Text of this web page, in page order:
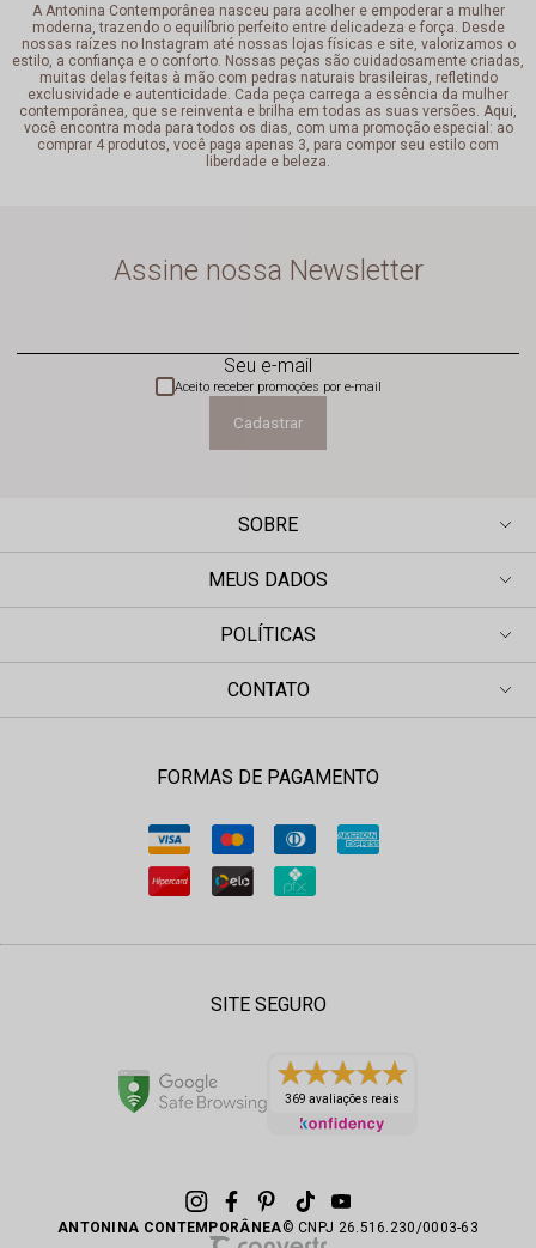
A Antonina Contemporânea nasceu para acolher e empoderar a mulher
moderna, trazendo o equilíbrio perfeito entre delicadeza e força. Desde
nossas raízes no Instagram até nossas lojas físicas e site, valorizamos o
estilo, a confiança e o conforto. Nossas peças são cuidadosamente criadas,
muitas delas feitas à mão com pedras naturais brasileiras, refletindo
exclusividade e autenticidade. Cada peça carrega a essência da mulher
contemporânea, que se reinventa e brilha em todas as suas versões. Aqui,
você encontra moda para todos os dias, com uma promoção especial: ao
comprar 4 produtos, você paga apenas 3, para compor seu estilo com
liberdade e beleza.
Assine nossa Newsletter
Seu e-mail
Cadastrar
Aceito receber promoções por e-mail
SOBRE
MEUS DADOS
POLÍTICAS
CONTATO
FORMAS DE PAGAMENTO
SITE SEGURO
369 avaliações reais
ANTONINA CONTEMPORÂNEA© CNPJ 26.516.230/0003-63